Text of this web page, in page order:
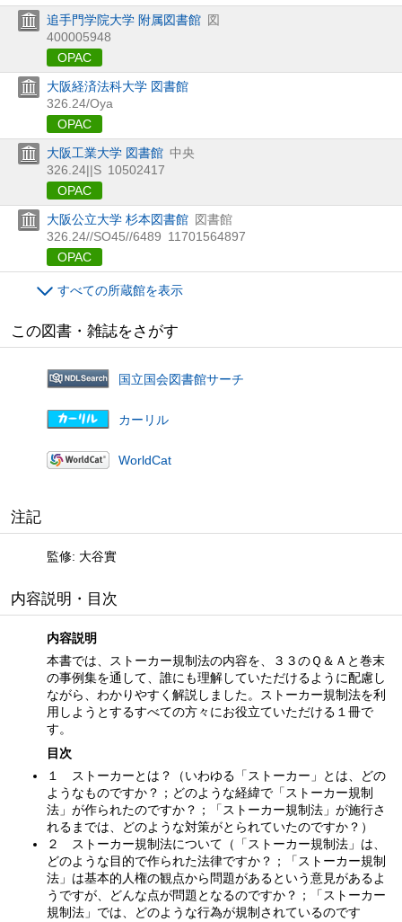
追手門学院大学 附属図書館 図
400005948
OPAC
大阪経済法科大学 図書館
326.24/Oya
OPAC
大阪工業大学 図書館 中央
326.24||S 10502417
OPAC
大阪公立大学 杉本図書館 図書館
326.24//SO45//6489 11701564897
OPAC
すべての所蔵館を表示
この図書・雑誌をさがす
国立国会図書館サーチ
カーリル
WorldCat
注記
監修: 大谷實
内容説明・目次
内容説明
本書では、ストーカー規制法の内容を、３３のＱ＆Ａと巻末
の事例集を通して、誰にも理解していただけるように配慮し
ながら、わかりやすく解説しました。ストーカー規制法を利
用しようとするすべての方々にお役立ていただける１冊で
す。
目次
１ ストーカーとは？（いわゆる「ストーカー」とは、どの
ようなものですか？；どのような経緯で「ストーカー規制
法」が作られたのですか？；「ストーカー規制法」が施行さ
れるまでは、どのような対策がとられていたのですか？）
２ ストーカー規制法について（「ストーカー規制法」は、
どのような目的で作られた法律ですか？；「ストーカー規制
法」は基本的人権の観点から問題があるという意見があるよ
うですが、どんな点が問題となるのですか？；「ストーカー
規制法」では、どのような行為が規制されているのです